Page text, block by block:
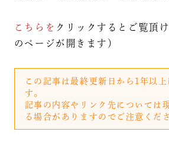
こちらを クリックするとご覧頂
のページが開きます）
この記事は最終更新日から1年以上
す。
記事の内容やリンク先については
る場合がありますのでご注意くだ